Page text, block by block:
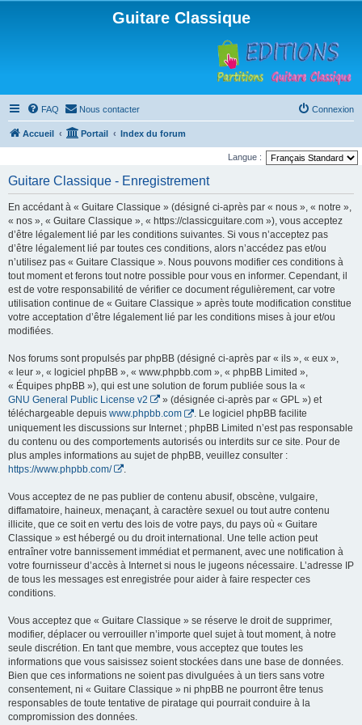
Guitare Classique
FAQ Nous contacter Connexion
Accueil Portail Index du forum
Langue :
Guitare Classique - Enregistrement
En accédant à « Guitare Classique » (désigné ci-après par « nous », « notre »,
« nos », « Guitare Classique », « https://classicguitare.com »), vous acceptez
d’être légalement lié par les conditions suivantes. Si vous n’acceptez pas
d’être légalement lié par toutes ces conditions, alors n’accédez pas et/ou
n’utilisez pas « Guitare Classique ». Nous pouvons modifier ces conditions à
tout moment et ferons tout notre possible pour vous en informer. Cependant, il
est de votre responsabilité de vérifier ce document régulièrement, car votre
utilisation continue de « Guitare Classique » après toute modification constitue
votre acceptation d’être légalement lié par les conditions mises à jour et/ou
modifiées.
Nos forums sont propulsés par phpBB (désigné ci-après par « ils », « eux »,
« leur », « logiciel phpBB », « www.phpbb.com », « phpBB Limited »,
« Équipes phpBB »), qui est une solution de forum publiée sous la «
GNU General Public License v2
» (désignée ci-après par « GPL ») et
téléchargeable depuis www.phpbb.com
. Le logiciel phpBB facilite
uniquement les discussions sur Internet ; phpBB Limited n’est pas responsable
du contenu ou des comportements autorisés ou interdits sur ce site. Pour de
plus amples informations au sujet de phpBB, veuillez consulter :
https://www.phpbb.com/
Vous acceptez de ne pas publier de contenu abusif, obscène, vulgaire,
diffamatoire, haineux, menaçant, à caractère sexuel ou tout autre contenu
illicite, que ce soit en vertu des lois de votre pays, du pays où « Guitare
Classique » est hébergé ou du droit international. Une telle action peut
entraîner votre bannissement immédiat et permanent, avec une notification à
votre fournisseur d’accès à Internet si nous le jugeons nécessaire. L’adresse IP
de tous les messages est enregistrée pour aider à faire respecter ces
conditions.
Vous acceptez que « Guitare Classique » se réserve le droit de supprimer,
modifier, déplacer ou verrouiller n’importe quel sujet à tout moment, à notre
seule discrétion. En tant que membre, vous acceptez que toutes les
informations que vous saisissez soient stockées dans une base de données.
Bien que ces informations ne soient pas divulguées à un tiers sans votre
consentement, ni « Guitare Classique » ni phpBB ne pourront être tenus
responsables de toute tentative de piratage qui pourrait conduire à la
compromission des données.